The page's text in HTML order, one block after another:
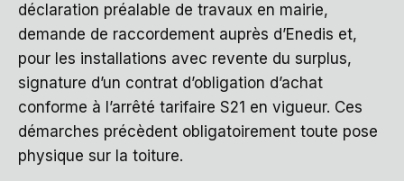
déclaration préalable de travaux en mairie,
demande de raccordement auprès d’Enedis et,
pour les installations avec revente du surplus,
signature d’un contrat d’obligation d’achat
conforme à l’arrêté tarifaire S21 en vigueur. Ces
démarches précèdent obligatoirement toute pose
physique sur la toiture.